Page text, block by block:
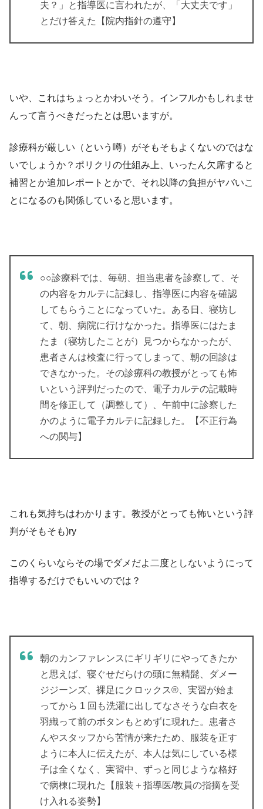
夫？」と指導医に言われたが、「大丈夫です」
とだけ答えた【院内指針の遵守】
いや、これはちょっとかわいそう。インフルかもしれませ
んって言うべきだったとは思いますが。
診療科が厳しい（という噂）がそもそもよくないのではな
いでしょうか？ポリクリの仕組み上、いったん欠席すると
補習とか追加レポートとかで、それ以降の負担がヤバいこ
とになるのも関係していると思います。
○○診療科では、毎朝、担当患者を診察して、そ
の内容をカルテに記録し、指導医に内容を確認
してもらうことになっていた。ある日、寝坊し
て、朝、病院に行けなかった。指導医にはたま
たま（寝坊したことが）見つからなかったが、
患者さんは検査に行ってしまって、朝の回診は
できなかった。その診療科の教授がとっても怖
いという評判だったので、電子カルテの記載時
間を修正して（調整して）、午前中に診察した
かのように電子カルテに記録した。【不正行為
への関与】
これも気持ちはわかります。教授がとっても怖いという評
判がそもそも)ry
このくらいならその場でダメだよ二度としないようにって
指導するだけでもいいのでは？
朝のカンファレンスにギリギリにやってきたか
と思えば、寝ぐせだらけの頭に無精髭、ダメー
ジジーンズ、裸足にクロックス®、実習が始ま
ってから 1 回も洗濯に出してなさそうな白衣を
羽織って前のボタンもとめずに現れた。患者さ
んやスタッフから苦情が来たため、服装を正す
ように本人に伝えたが、本人は気にしている様
子は全くなく、実習中、ずっと同じような格好
で病棟に現れた【服装＋指導医/教員の指摘を受
け入れる姿勢】